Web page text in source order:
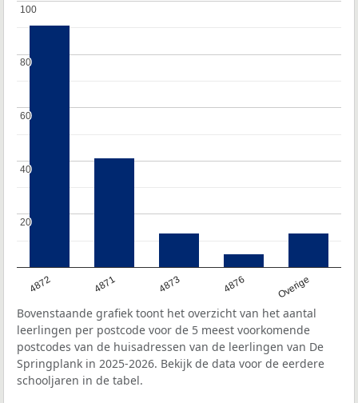
4872 4871 4873 4876 Overige
20
20
40
40
60
60
80
80
100
100
Bovenstaande grafiek toont het overzicht van het aantal
leerlingen per postcode voor de 5 meest voorkomende
postcodes van de huisadressen van de leerlingen van De
Springplank in 2025-2026. Bekijk de data voor de eerdere
schooljaren in de tabel.